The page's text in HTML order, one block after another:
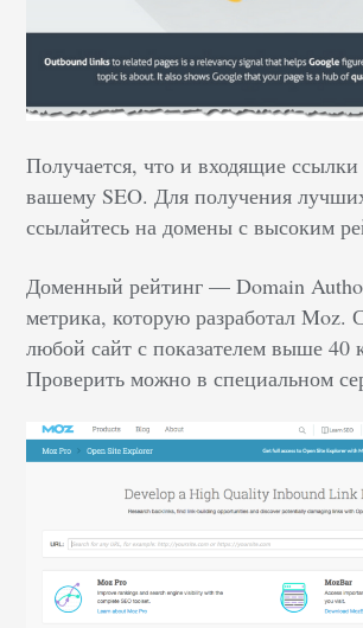
Получается, что и входящие
вашему SEO. Для получения лучших
ссылайтесь на домены с высоким
Доменный рейтинг — Domain
метрика, которую разработал Moz.
любой сайт с показателем выше 40
Проверить можно в специальном